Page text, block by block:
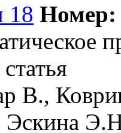
18 Номер:
В.,